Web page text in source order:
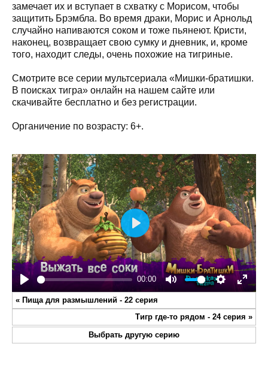
замечает их и вступает в схватку с Морисом, чтобы
защитить Брэмбла. Во время драки, Морис и Арнольд
случайно напиваются соком и тоже пьянеют. Кристи,
наконец, возвращает свою сумку и дневник, и, кроме
того, находит следы, очень похожие на тигриные.
Смотрите все серии мультсериала «Мишки-братишки.
В поисках тигра» онлайн на нашем сайте или
скачивайте бесплатно и без регистрации.
Органичение по возрасту: 6+.
Play
00:00
Mute Settings
Enter
Play
« Пища для размышлений - 22 серия
Тигр где-то рядом - 24 серия »
Выбрать другую серию